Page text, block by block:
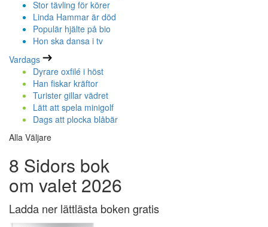
Stor tävling för körer
Linda Hammar är död
Populär hjälte på bio
Hon ska dansa i tv
Vardags
Dyrare oxfilé i höst
Han fiskar kräftor
Turister gillar vädret
Lätt att spela minigolf
Dags att plocka blåbär
Alla Väljare
8 Sidors bok
om valet 2026
Ladda ner lättlästa boken gratis